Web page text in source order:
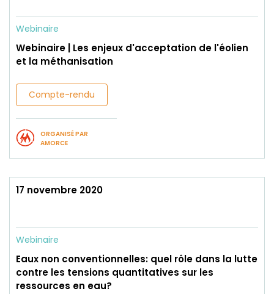
Webinaire
Webinaire | Les enjeux d'acceptation de l'éolien
et la méthanisation
Compte-rendu
ORGANISÉ PAR
AMORCE
17 novembre 2020
Webinaire
Eaux non conventionnelles: quel rôle dans la lutte
contre les tensions quantitatives sur les
ressources en eau?